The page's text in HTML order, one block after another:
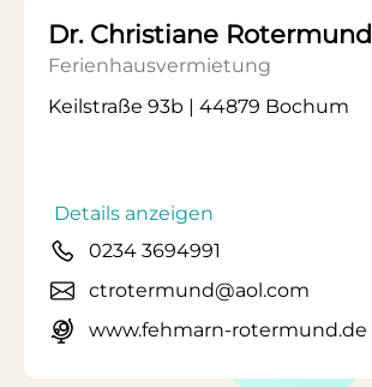
Dr. Christiane Rotermund
Ferienhausvermietung
Keilstraße 93b | 44879 Bochum
Details anzeigen
0234 3694991
ctrotermund@aol.com
www.fehmarn-rotermund.de